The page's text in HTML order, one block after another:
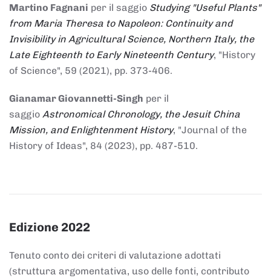
Martino Fagnani per il saggio Studying "Useful Plants"
from Maria Theresa to Napoleon: Continuity and
Invisibility in Agricultural Science, Northern Italy, the
Late Eighteenth to Early Nineteenth Century, "History
of Science", 59 (2021), pp. 373-406.
Gianamar Giovannetti-Singh per il
saggio Astronomical Chronology, the Jesuit China
Mission, and Enlightenment History, "Journal of the
History of Ideas", 84 (2023), pp. 487-510.
Edizione 2022
Tenuto conto dei criteri di valutazione adottati
(struttura argomentativa, uso delle fonti, contributo